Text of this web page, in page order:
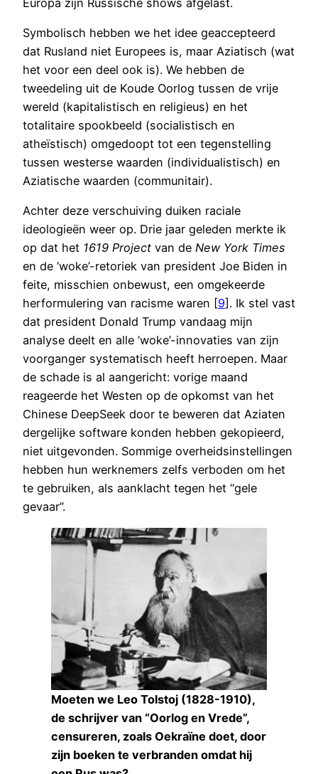
Symbolisch hebben we het idee geaccepteerd
dat Rusland niet Europees is, maar Aziatisch (wat
het voor een deel ook is). We hebben de
tweedeling uit de Koude Oorlog tussen de vrije
wereld (kapitalistisch en religieus) en het
totalitaire spookbeeld (socialistisch en
atheïstisch) omgedoopt tot een tegenstelling
tussen westerse waarden (individualistisch) en
Aziatische waarden (communitair).
Achter deze verschuiving duiken raciale
ideologieën weer op. Drie jaar geleden merkte ik
op dat het 1619 Project van de New York Times
en de ’woke’-retoriek van president Joe Biden in
feite, misschien onbewust, een omgekeerde
herformulering van racisme waren [9]. Ik stel vast
dat president Donald Trump vandaag mijn
analyse deelt en alle ’woke’-innovaties van zijn
voorganger systematisch heeft herroepen. Maar
de schade is al aangericht: vorige maand
reageerde het Westen op de opkomst van het
Chinese DeepSeek door te beweren dat Aziaten
dergelijke software konden hebben gekopieerd,
niet uitgevonden. Sommige overheidsinstellingen
hebben hun werknemers zelfs verboden om het
te gebruiken, als aanklacht tegen het “gele
gevaar”.
Moeten we Leo Tolstoj (1828-1910),
de schrijver van “Oorlog en Vrede”,
censureren, zoals Oekraïne doet, door
zijn boeken te verbranden omdat hij